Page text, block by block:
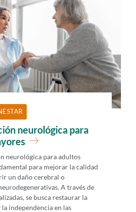
neurológica para
neurológica para adultos
para mejorar la calidad
un daño cerebral o
A través de
se busca restaurar la
independencia en las